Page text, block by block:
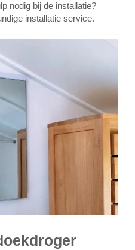
nodig bij de installatie?
installatie service.